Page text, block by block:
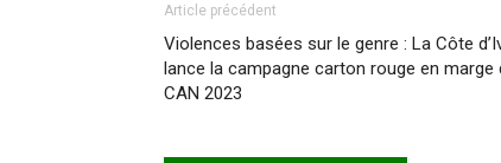
Article précédent
Violences basées sur le genre : La Côte
lance la campagne carton rouge en marge
CAN 2023